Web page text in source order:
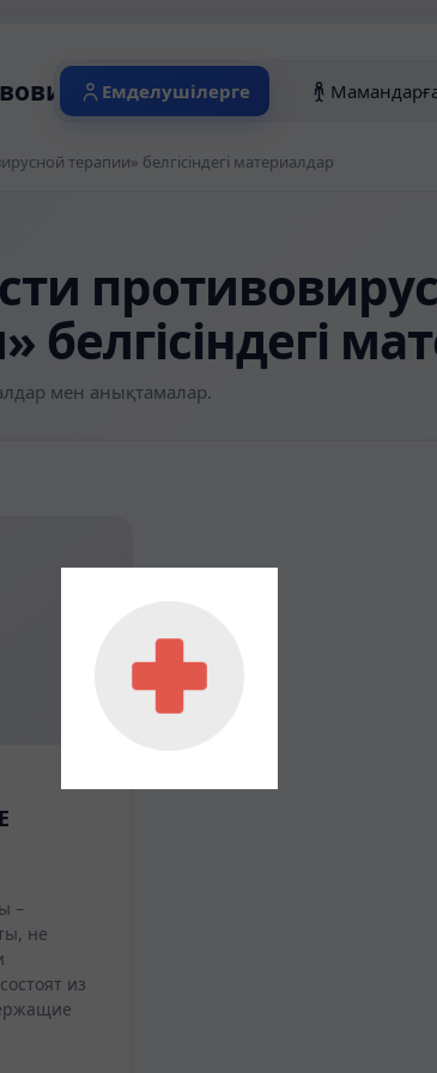
терапии»
Емделушілерге
терапии» белгісіндегі материалдар
белгісіндегі
мен анықтамалар.
–
не
из